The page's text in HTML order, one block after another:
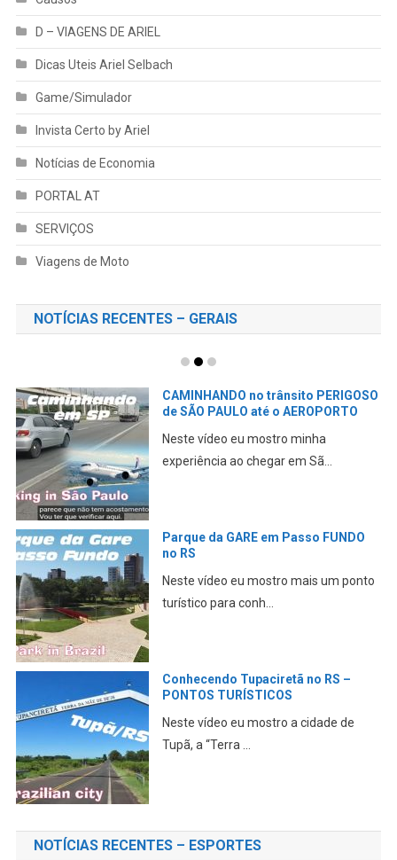
D – VIAGENS DE ARIEL
Dicas Uteis Ariel Selbach
Game/Simulador
Invista Certo by Ariel
Notícias de Economia
PORTAL AT
SERVIÇOS
Viagens de Moto
NOTÍCIAS RECENTES – GERAIS
CAMINHANDO no trânsito PERIGOSO
de SÃO PAULO até o AEROPORTO
Neste vídeo eu mostro minha
experiência ao chegar em Sã...
Parque da GARE em Passo FUNDO
no RS
Neste vídeo eu mostro mais um ponto
turístico para conh...
Conhecendo Tupaciretã no RS –
PONTOS TURÍSTICOS
Neste vídeo eu mostro a cidade de
Tupã, a “Terra ...
NOTÍCIAS RECENTES – ESPORTES